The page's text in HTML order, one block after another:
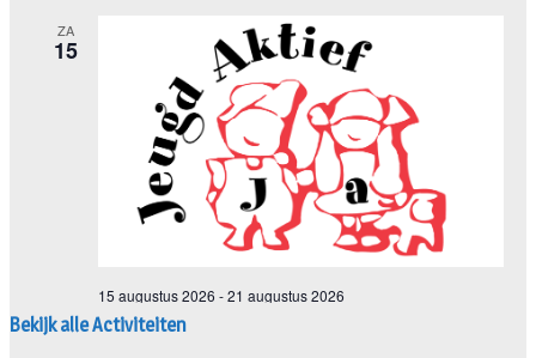
Bekijk alle Activiteiten